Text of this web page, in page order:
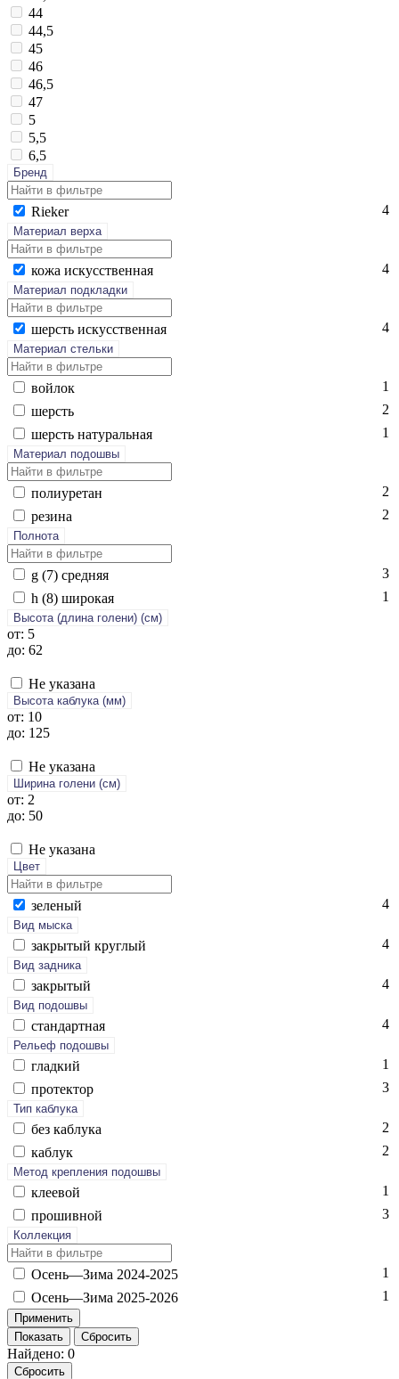
44
44,5
45
46
46,5
47
5
5,5
6,5
Бренд
Ri­eker 4
Материал верха
ко­жа ис­кусс­твен­ная 4
Материал подкладки
шерсть ис­кусс­твен­ная 4
Материал стельки
вой­лок
1
шерсть
2
шерсть на­тураль­ная
1
Материал подошвы
по­ли­уре­тан
2
ре­зина
2
Полнота
g (7) сред­няя
3
h (8) ши­рокая
1
Высота (длина голени) (cм)
от: 5
до: 62
Не указана
Высота каблука (мм)
от: 10
до: 125
Не указана
Ширина голени (см)
от: 2
до: 50
Не указана
Цвет
зе­леный 4
Вид мыска
зак­ры­тый круг­лый 4
Вид задника
зак­ры­тый 4
Вид подошвы
стан­дарт­ная 4
Рельеф подошвы
глад­кий
1
про­тек­тор
3
Тип каблука
без каб­лу­ка
2
каб­лук
2
Метод крепления подошвы
кле­евой
1
про­шив­ной
3
Коллекция
Осень—Зи­ма 2024-2025
1
Осень—Зи­ма 2025-2026
1
Показать Сбросить
Найдено: 0
Сбросить